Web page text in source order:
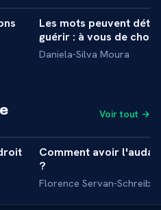
+ INTERVIEW
Les mots peuvent
guérir : à vous de
Daniela-Silva Moura
Voir tout →
+ MASTERCLASS
Comment avoir
?
Florence Servan-Schreiber